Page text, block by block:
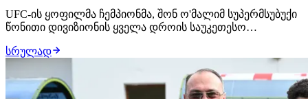
UFC-ის ყოფილმა ჩემპიონმა, შონ ო'მალიმ სუპერმსუბუქი
წონითი დივიზიონის ყველა დროის საუკეთესო
დვალიშვილზე წინ პიოტრ იანი დააყენა. შეგახსენებთ
იმასაც, რომ ქამრის ამერიკელმა ექს-მფლობელმა
კარიერის მანძილზე ორივესთან წააგო. "იანი ჯონსისა
და…
სრულად